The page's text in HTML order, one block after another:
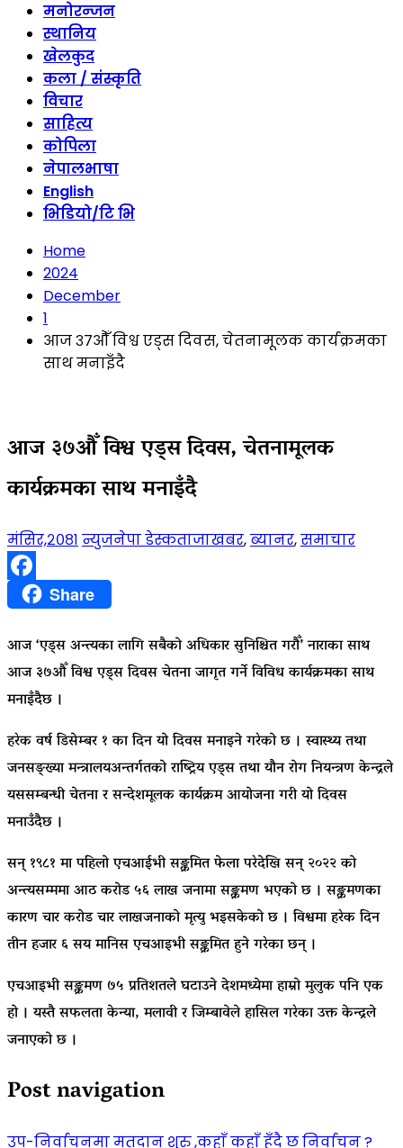
मनोरन्जन
स्थानिय
खेलकुद
कला / संस्कृति
विचार
साहित्य
कोपिला
नेपालभाषा
English
भिडियो/टि भि
Home
2024
December
1
आज ३७औँ विश्व एड्स दिवस, चेतनामूलक कार्यक्रमका
साथ मनाइँदै
आज ३७औँ विश्व एड्स दिवस, चेतनामूलक
कार्यक्रमका साथ मनाइँदै
मंसिर,२०८१ न्युजनेपा डेस्कताजाखबर,ब्यानर,समाचार
FacebookShare
आज ‘एड्स अन्त्यका लागि सबैको अधिकार सुनिश्चित गरौँ’ नाराका साथ
आज ३७औँ विश्व एड्स दिवस चेतना जागृत गर्ने विविध कार्यक्रमका साथ
मनाइँदैछ ।
हरेक वर्ष डिसेम्बर १ का दिन यो दिवस मनाइने गरेको छ । स्वास्थ्य तथा
जनसङ्ख्या मन्त्रालयअन्तर्गतको राष्ट्रिय एड्स तथा यौन रोग नियन्त्रण केन्द्रले
यससम्बन्धी चेतना र सन्देशमूलक कार्यक्रम आयोजना गरी यो दिवस
मनाउँदैछ ।
सन् १९८१ मा पहिलो एचआईभी सङ्क्रमित फेला परेदेखि सन् २०२२ को
अन्त्यसम्ममा आठ करोड ५६ लाख जनामा सङ्क्रमण भएको छ । सङ्क्रमणका
कारण चार करोड चार लाखजनाको मृत्यु भइसकेको छ । विश्वमा हरेक दिन
तीन हजार ६ सय मानिस एचआइभी सङ्क्रमित हुने गरेका छन् ।
एचआइभी सङ्क्रमण ७५ प्रतिशतले घटाउने देशमध्येमा हाम्रो मुलुक पनि एक
हो । यस्तै सफलता केन्या, मलावी र जिम्बावेले हासिल गरेका उक्त केन्द्रले
जनाएको छ ।
Post navigation
उप-निर्वाचनमा मतदान शुरु ,कहाँ कहाँ हुँदै छ निर्वाचन ?